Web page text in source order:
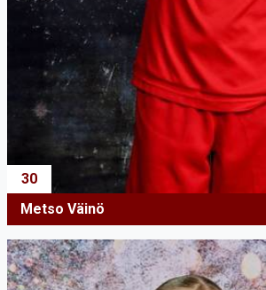
30
Metso Väinö